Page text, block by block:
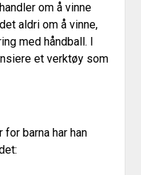
om å vinne
aldri om å vinne,
med håndball. I
et verktøy som
for barna har han